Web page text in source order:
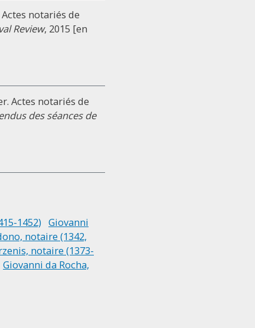
notariés de
Review, 2015 [en
Actes notariés de
des séances de
1452) Giovanni
notaire (1342,
notaire (1373-
Giovanni da Rocha,